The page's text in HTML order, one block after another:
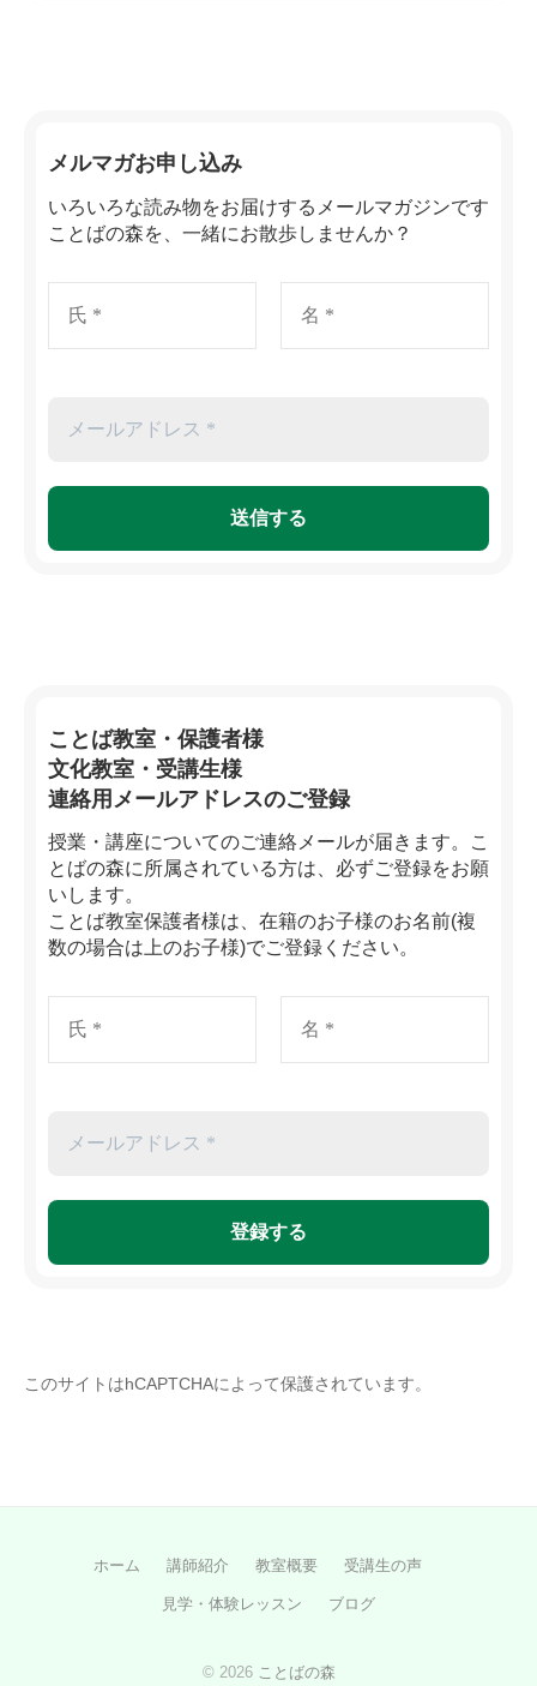
メルマガお申し込み
いろいろな読み物をお届けするメールマガジンです
ことばの森を、一緒にお散歩しませんか？
ことば教室・保護者様
文化教室・受講生様
連絡用メールアドレスのご登録
授業・講座についてのご連絡メールが届きます。こ
とばの森に所属されている方は、必ずご登録をお願
いします。
ことば教室保護者様は、在籍のお子様のお名前(複
数の場合は上のお子様)でご登録ください。
このサイトはhCAPTCHAによって保護されています。
ホーム 講師紹介 教室概要 受講生の声
見学・体験レッスン ブログ
© 2026 ことばの森